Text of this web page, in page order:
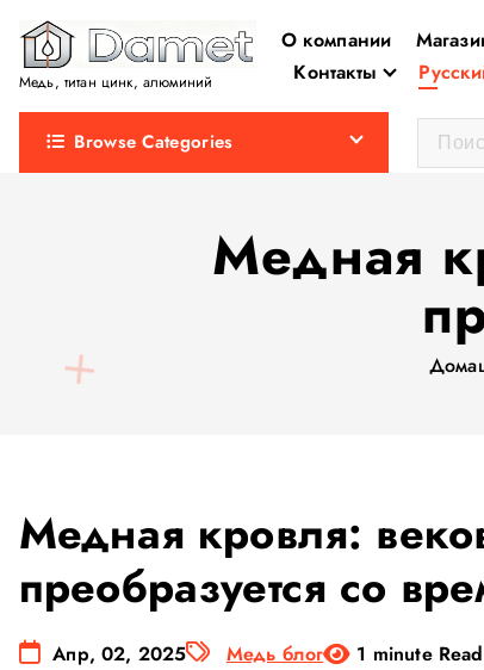
Медь, титан цинк, алюминий
О компании
Контакты
Browse Categories
Медная
Медная кровля:
преобразуется со
Апр, 02, 2025 Медь блог 1 minute Read